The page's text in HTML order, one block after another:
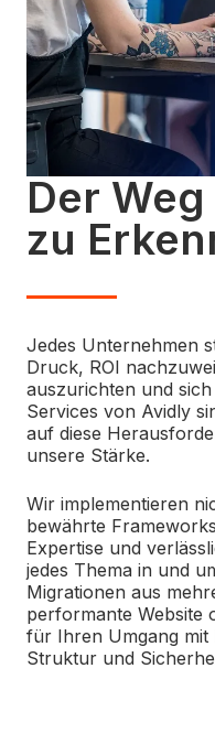
Der
zu
Jedes Unternehmen
Druck, ROI
auszurichten und
Services von Avidly
auf diese
unsere Stärke.
Wir implementieren
bewährte
Expertise und
jedes Thema in und
Migrationen aus
performante Website
für Ihren Umgang mit
Struktur und